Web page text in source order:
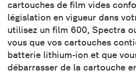
cartouches de film vides
législation en vigueur dans
utilisez un film 600, Spectra
vous que vos cartouches
batterie lithium-ion et que
débarrasser de la cartouche